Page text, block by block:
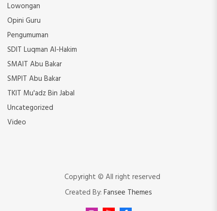
Lowongan
Opini Guru
Pengumuman
SDIT Luqman Al-Hakim
SMAIT Abu Bakar
SMPIT Abu Bakar
TKIT Mu'adz Bin Jabal
Uncategorized
Video
Copyright © All right reserved
Created By: Fansee Themes